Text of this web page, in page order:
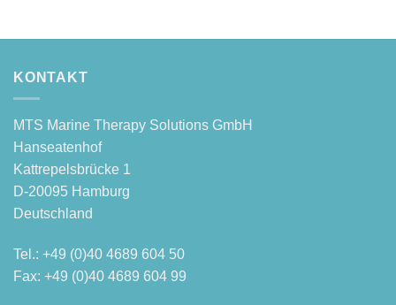
KONTAKT
MTS Mari­ne The­ra­py Solu­ti­ons GmbH
Hanseatenhof
Kattre­pels­brü­cke 1
D‑20095 Hamburg
Deutschland
Tel.: +49 (0)40 4689 604 50
Fax: +49 (0)40 4689 604 99